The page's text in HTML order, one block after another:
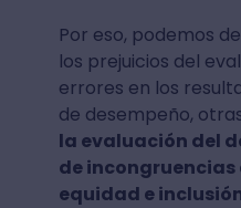
Por eso, podemos
los prejuicios del
errores en los
de desempeño,
la evaluación del
de
equidad e